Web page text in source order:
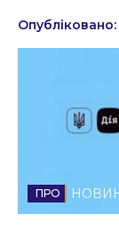
Події
Соціум
Стиль
Опубліковано: